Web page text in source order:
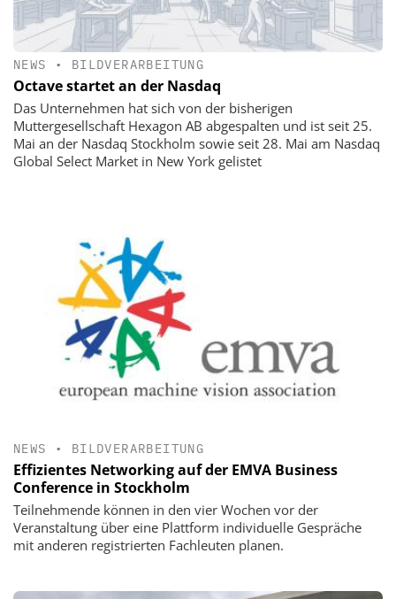
NEWS • BILDVERARBEITUNG
Octave startet an der Nasdaq
Das Unternehmen hat sich von der bisherigen
Muttergesellschaft Hexagon AB abgespalten und ist seit 25.
Mai an der Nasdaq Stockholm sowie seit 28. Mai am Nasdaq
Global Select Market in New York gelistet
NEWS • BILDVERARBEITUNG
Effizientes Networking auf der EMVA Business
Conference in Stockholm
Teilnehmende können in den vier Wochen vor der
Veranstaltung über eine Plattform individuelle Gespräche
mit anderen registrierten Fachleuten planen.